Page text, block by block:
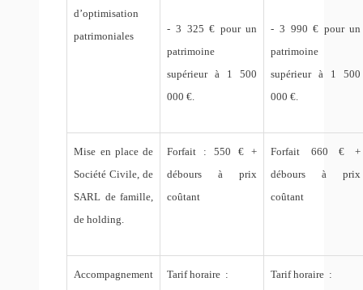
d’optimisation
patrimoniales
- 3 325 € pour un
patrimoine
supérieur à 1 500
000 €.
- 3 990 € pour un
patrimoine
supérieur à 1 500
000 €.
Mise en place de
Société Civile, de
SARL de famille,
de holding.
Forfait : 550 € +
débours à prix
coûtant
Forfait 660 € +
débours à prix
coûtant
Accompagnement
Tarif horaire : Tarif horaire :